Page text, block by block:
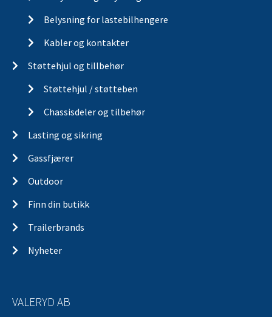
Belysning for lastebilhengere
Kabler og kontakter
Støttehjul og tillbehør
Støttehjul / støtteben
Chassisdeler og tilbehør
Lasting og sikring
Gassfjærer
Outdoor
Finn din butikk
Trailerbrands
Nyheter
VALERYD AB